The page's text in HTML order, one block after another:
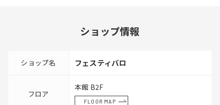
ショップ情報
ショップ名 フェスティバロ
フロア
本館 B2F
FLOOR MAP